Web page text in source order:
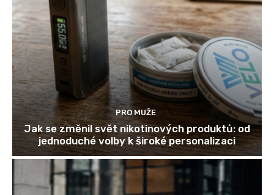
PRO MUŽE
Jak se změnil svět nikotinových produktů: od
jednoduché volby k široké personalizaci